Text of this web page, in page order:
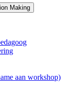
Making
aan workshop)